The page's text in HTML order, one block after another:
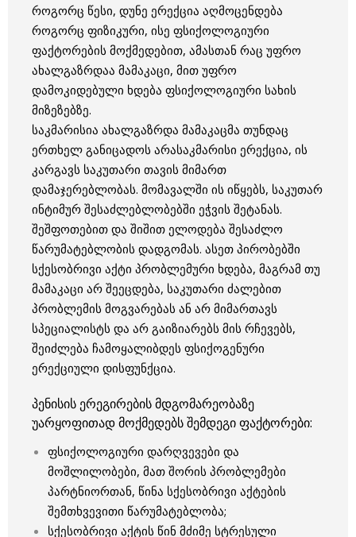
როგორც წესი, დუნე ერექცია აღმოცენდება
როგორც ფიზიკური, ისე ფსიქოლოგიური
ფაქტორების მოქმედებით, ამასთან რაც უფრო
ახალგაზრდაა მამაკაცი, მით უფრო
დამოკიდებული ხდება ფსიქოლოგიური სახის
მიზეზებზე.
საკმარისია ახალგაზრდა მამაკაცმა თუნდაც
ერთხელ განიცადოს არასაკმარისი ერექცია, ის
კარგავს საკუთარი თავის მიმართ
დამაჯერებლობას. მომავალში ის იწყებს, საკუთარ
ინტიმურ შესაძლებლობებში ეჭვის შეტანას.
შეშფოთებით და შიშით ელოდება შესაძლო
წარუმატებლობის დადგომას. ასეთ პირობებში
სქესობრივი აქტი პრობლემური ხდება, მაგრამ თუ
მამაკაცი არ შეეცდება, საკუთარი ძალებით
პრობლემის მოგვარებას ან არ მიმართავს
სპეციალისტს და არ გაიზიარებს მის რჩევებს,
შეიძლება ჩამოყალიბდეს ფსიქოგენური
ერექციული დისფუნქცია.
პენისის ერეგირების მდგომარეობაზე
უარყოფითად მოქმედებს შემდეგი ფაქტორები:
ფსიქოლოგიური დარღვევები და
მოშლილობები, მათ შორის პრობლემები
პარტნიორთან, წინა სქესობრივი აქტების
შემთხვევითი წარუმატებლობა;
სქესობრივი აქტის წინ მძიმე სტრესული